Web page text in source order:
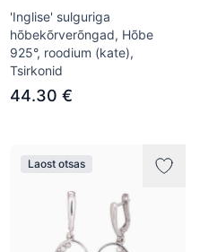
'Inglise' sulguriga
hõbekõrverõngad, Hõbe
925°, roodium (kate),
Tsirkonid
44.30 €
Laost otsas